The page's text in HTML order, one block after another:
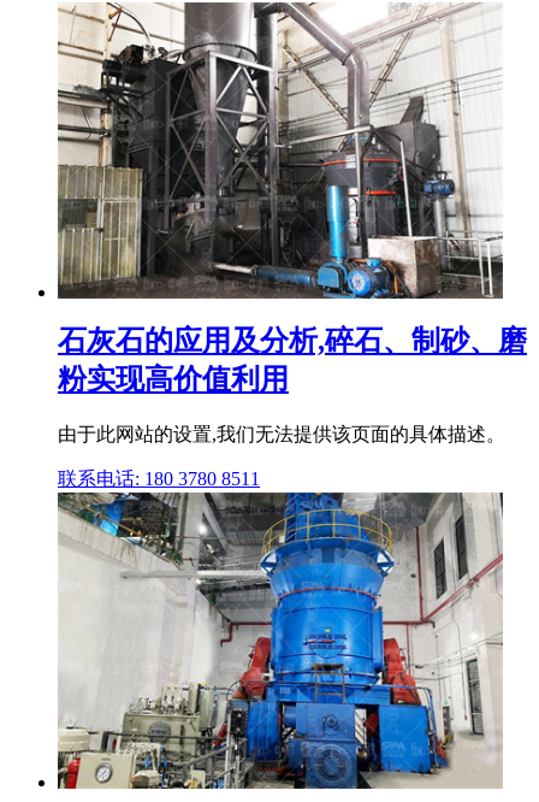
石灰石的应用及分析,碎石、制砂、磨
粉实现高价值利用
由于此网站的设置,我们无法提供该页面的具体描述。
联系电话: 180 3780 8511